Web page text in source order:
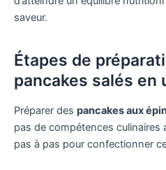
saveur.
Étapes de
pancakes salés en
Préparer des pancakes aux
pas de compétences culinaires
pas à pas pour confectionner